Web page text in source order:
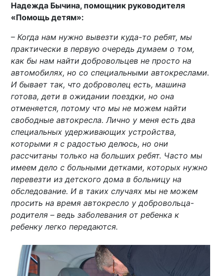
Надежда Бычина, помощник руководителя
«Помощь детям»:
– Когда нам нужно вывезти куда-то ребят, мы
практически в первую очередь думаем о том,
как бы нам найти добровольцев не просто на
автомобилях, но со специальными автокреслами.
И бывает так, что доброволец есть, машина
готова, дети в ожидании поездки, но она
отменяется, потому что мы не можем найти
свободные автокресла. Лично у меня есть два
специальных удерживающих устройства,
которыми я с радостью делюсь, но они
рассчитаны только на больших ребят. Часто мы
имеем дело с больными детками, которых нужно
перевезти из детского дома в больницу на
обследование. И в таких случаях мы не можем
просить на время автокресло у добровольца-
родителя – ведь заболевания от ребенка к
ребенку легко передаются.